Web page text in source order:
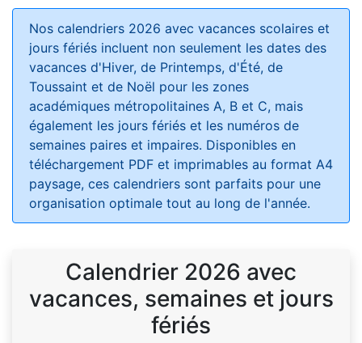
Nos calendriers 2026 avec vacances scolaires et
jours fériés incluent non seulement les dates des
vacances d'Hiver, de Printemps, d'Été, de
Toussaint et de Noël pour les zones
académiques métropolitaines A, B et C, mais
également les jours fériés et les numéros de
semaines paires et impaires. Disponibles en
téléchargement PDF et imprimables au format A4
paysage, ces calendriers sont parfaits pour une
organisation optimale tout au long de l'année.
Calendrier 2026 avec
vacances, semaines et jours
fériés